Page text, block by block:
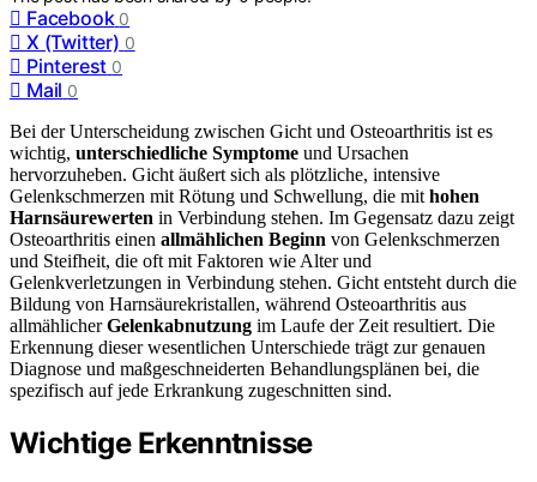
Facebook 0
X (Twitter) 0
Pinterest 0
Mail 0
Bei der Unterscheidung zwischen Gicht und Osteoarthritis ist es
wichtig, unterschiedliche Symptome und Ursachen
hervorzuheben. Gicht äußert sich als plötzliche, intensive
Gelenkschmerzen mit Rötung und Schwellung, die mit hohen
Harnsäurewerten in Verbindung stehen. Im Gegensatz dazu zeigt
Osteoarthritis einen allmählichen Beginn von Gelenkschmerzen
und Steifheit, die oft mit Faktoren wie Alter und
Gelenkverletzungen in Verbindung stehen. Gicht entsteht durch die
Bildung von Harnsäurekristallen, während Osteoarthritis aus
allmählicherGelenkabnutzung im Laufe der Zeit resultiert. Die
Erkennung dieser wesentlichen Unterschiede trägt zur genauen
Diagnose und maßgeschneiderten Behandlungsplänen bei, die
spezifisch auf jede Erkrankung zugeschnitten sind.
Wichtige Erkenntnisse